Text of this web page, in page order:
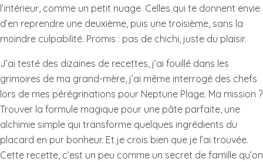
l’intérieur, comme un petit nuage. Celles qui te donnent envie
d’en reprendre une deuxième, puis une troisième, sans la
moindre culpabilité. Promis : pas de chichi, juste du plaisir.
J’ai testé des dizaines de recettes, j’ai fouillé dans les
grimoires de ma grand-mère, j’ai même interrogé des chefs
lors de mes pérégrinations pour Neptune Plage. Ma mission ?
Trouver la formule magique pour une pâte parfaite, une
alchimie simple qui transforme quelques ingrédients du
placard en pur bonheur. Et je crois bien que je l’ai trouvée.
Cette recette, c’est un peu comme un secret de famille qu’on